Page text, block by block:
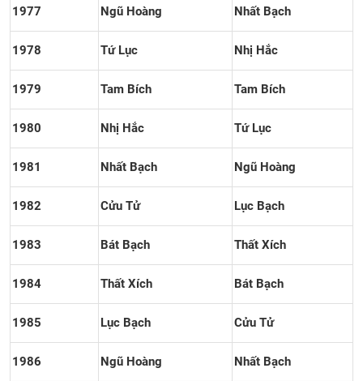
1977 Ngũ Hoàng Nhất Bạch
1978 Tứ Lục Nhị Hắc
1979 Tam Bích Tam Bích
1980 Nhị Hắc Tứ Lục
1981 Nhất Bạch Ngũ Hoàng
1982 Cửu Tử Lục Bạch
1983 Bát Bạch Thất Xích
1984 Thất Xích Bát Bạch
1985 Lục Bạch Cửu Tử
1986 Ngũ Hoàng Nhất Bạch